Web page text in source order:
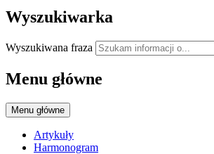
Wyszukiwarka
Wyszukiwana fraza
Menu główne
Menu główne
Artykuły
Harmonogram